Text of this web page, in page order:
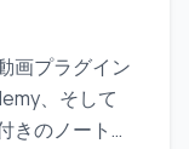
画プラグイン
、そして
きのノートを